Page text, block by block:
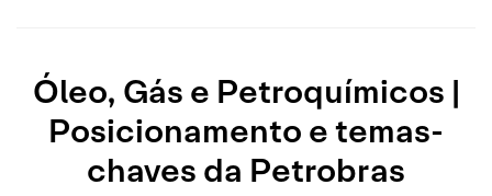
Óleo, Gás e Petroquímicos |
Posicionamento e temas-
chaves da Petrobras